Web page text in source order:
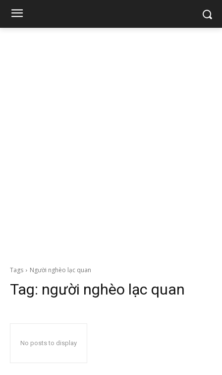
Tags Người nghèo lạc quan
Tag: người nghèo lạc quan
No posts to display